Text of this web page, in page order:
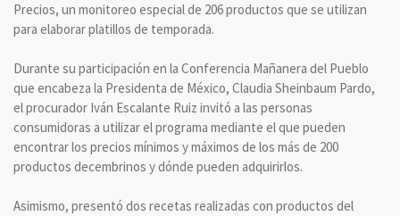
Precios, un monitoreo especial de 206 productos que se utilizan
para elaborar platillos de temporada.
Durante su participación en la Conferencia Mañanera del Pueblo
que encabeza la Presidenta de México, Claudia Sheinbaum Pardo,
el procurador Iván Escalante Ruiz invitó a las personas
consumidoras a utilizar el programa mediante el que pueden
encontrar los precios mínimos y máximos de los más de 200
productos decembrinos y dónde pueden adquirirlos.
Asimismo, presentó dos recetas realizadas con productos del